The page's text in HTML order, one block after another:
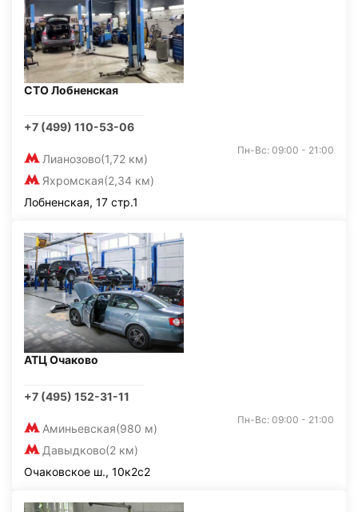
СТО Лобненская
+7 (499) 110-53-06
Лианозово(1,72 км)
Яхромская(2,34 км)
Пн-Вс: 09:00 - 21:00
Лобненская, 17 стр.1
АТЦ Очаково
+7 (495) 152-31-11
Аминьевская(980 м)
Давыдково(2 км)
Пн-Вс: 09:00 - 21:00
Очаковское ш., 10к2с2